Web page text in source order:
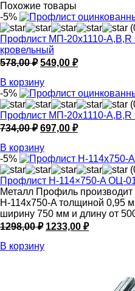
Похожие товары
-5%
Профлист МП-20х1110-
кровельный
578,00₽ Первоначальная
составляла
578,00 ₽.
549,00 ₽Текущая
В корзину
-5%
Профлист МП-20х1110-
734,00₽ Первоначальная
составляла
734,00 ₽.
697,00 ₽Текущая
В корзину
-5%
Профлист Н-114×750-A ОЦ-
Металл Профиль
Н-114x750-A толщиной 0,95
ширину 750 мм и длину от
1298,00₽ Первоначальная
1233,00 ₽Текущая
В корзину